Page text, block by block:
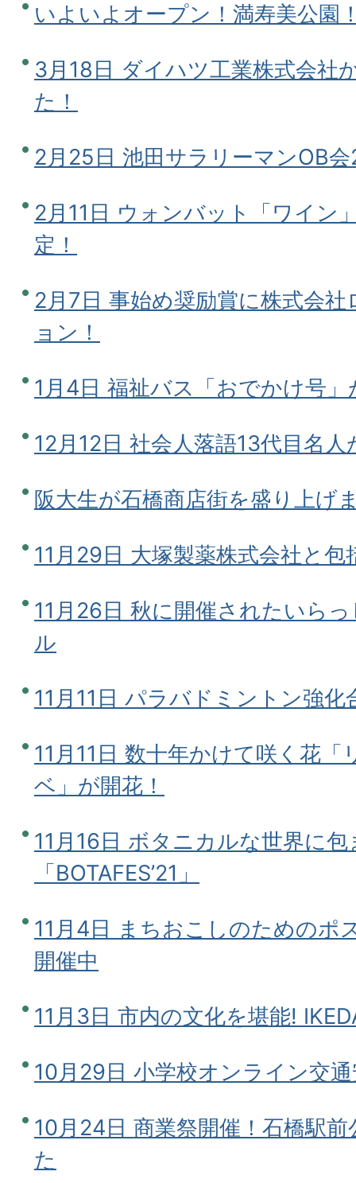
いよいよオープン！満寿美公園
3月18日 ダイハツ工業株式会社
た！
2月25日 池田サラリーマンOB
2月11日 ウォンバット「ワイン
定！
2月7日 事始め奨励賞に株式会
ョン！
1月4日 福祉バス「おでかけ号
12月12日 社会人落語13代目名人
阪大生が石橋商店街を盛り上げ
11月29日 大塚製薬株式会社と包
11月26日 秋に開催されたいら
ル
11月11日 パラバドミントン強化
11月11日 数十年かけて咲く花
ベ」が開花！
11月16日 ボタニカルな世界に包
「BOTAFES’21」
11月4日 まちおこしのためのポ
開催中
11月3日 市内の文化を堪能!
10月29日 小学校オンライン交
10月24日 商業祭開催！石橋駅
た